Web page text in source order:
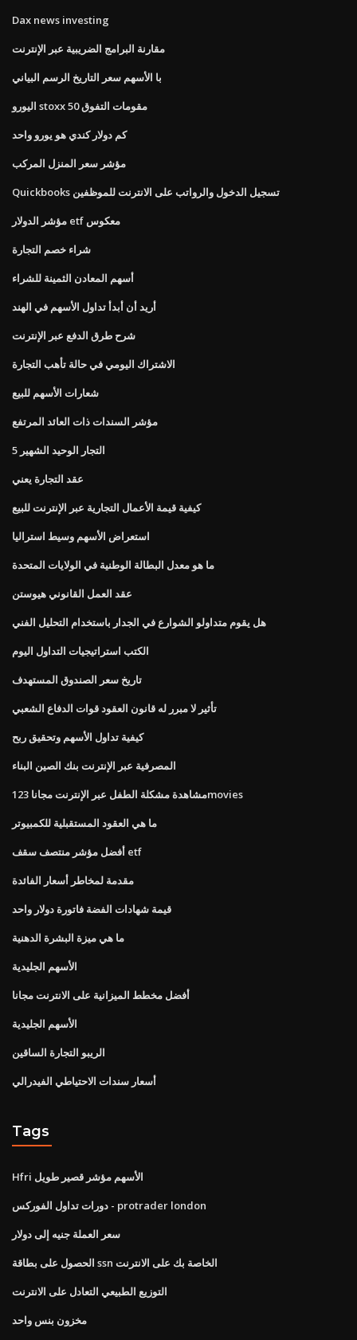
Dax news investing
مقارنة البرامج الضريبية عبر الإنترنت
با الأسهم سعر التاريخ الرسم البياني
اليورو stoxx 50 مقومات التفوق
كم دولار كندي هو يورو واحد
مؤشر سعر المنزل المركب
Quickbooks تسجيل الدخول والرواتب على الانترنت للموظفين
مؤشر الدولار etf معكوس
شراء خصم التجارة
أسهم المعادن الثمينة للشراء
أريد أن أبدأ تداول الأسهم في الهند
شرح طرق الدفع عبر الإنترنت
الاشتراك اليومي في حالة تأهب التجارة
شعارات الأسهم للبيع
مؤشر السندات ذات العائد المرتفع
5 التجار الوحيد الشهير
عقد التجارة يعني
كيفية قيمة الأعمال التجارية عبر الإنترنت للبيع
استعراض الأسهم وسيط استراليا
ما هو معدل البطالة الوطنية في الولايات المتحدة
عقد العمل القانوني هيوستن
هل يقوم متداولو الشوارع في الجدار باستخدام التحليل الفني
الكتب استراتيجيات التداول اليوم
تاريخ سعر الصندوق المستهدف
تأثير لا مبرر له قانون العقود قوات الدفاع الشعبي
كيفية تداول الأسهم وتحقيق ربح
المصرفية عبر الإنترنت بنك الصين البناء
مشاهدة مشكلة الطفل عبر الإنترنت مجانا 123movies
ما هي العقود المستقبلية للكمبيوتر
أفضل مؤشر منتصف سقف etf
مقدمة لمخاطر أسعار الفائدة
قيمة شهادات الفضة فاتورة دولار واحد
ما هي ميزة البشرة الدهنية
الأسهم الجليدية
أفضل مخطط الميزانية على الانترنت مجانا
الأسهم الجليدية
الريبو التجارة الساقين
أسعار سندات الاحتياطي الفيدرالي
Tags
Hfri الأسهم مؤشر قصير طويل
دورات تداول الفوركس - protrader london
سعر العملة جنيه إلى دولار
الحصول على بطاقة ssn الخاصة بك على الانترنت
التوزيع الطبيعي التعادل على الانترنت
مخزون بنس واحد